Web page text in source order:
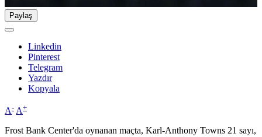
Paylaş
Linkedin
Pinterest
Telegram
Yazdır
Kopyala
A- A+
Frost Bank Center'da oynanan maçta, Karl-Anthony Towns 21 sayı,